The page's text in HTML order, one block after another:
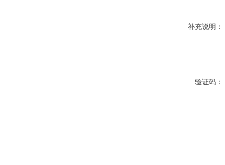
补充说明：
验证码：